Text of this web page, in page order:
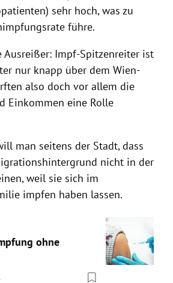
sehr hoch, was zu
führe.
Ausreißer: Impf-Spitzenreiter ist
nur knapp über dem Wien-
also doch vor allem die
Einkommen eine Rolle
man seitens der Stadt, dass
nicht in der
weil sie sich im
impfen haben lassen.
ohne